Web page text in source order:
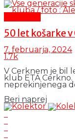
50 let košarke
7. februarja, 2024
1.7k
V Cerknem je bil
klub ETA
neprekinjenega
Beri naprej